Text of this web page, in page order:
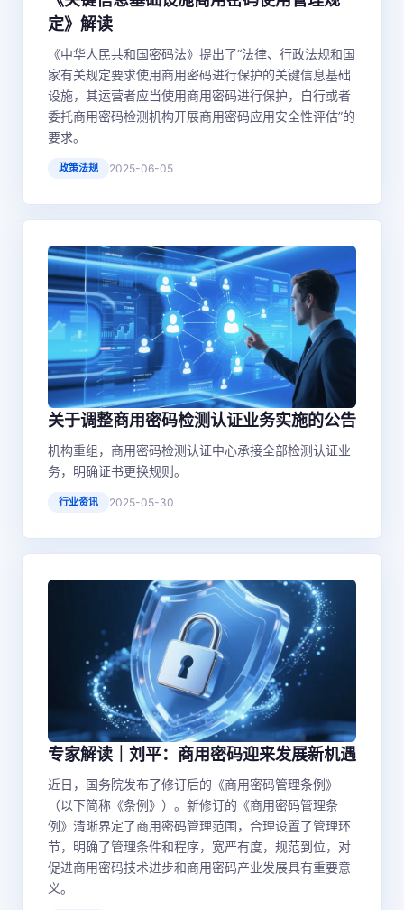
定》解读
《中华人民共和国密码法》提出了“法律、行政法规和国
家有关规定要求使用商用密码进行保护的关键信息基础
设施，其运营者应当使用商用密码进行保护，自行或者
委托商用密码检测机构开展商用密码应用安全性评估”的
要求。
政策法规 2025-06-05
关于调整商用密码检测认证业务实施的公告
机构重组，商用密码检测认证中心承接全部检测认证业
务，明确证书更换规则。
行业资讯 2025-05-30
专家解读｜刘平：商用密码迎来发展新机遇
近日，国务院发布了修订后的《商用密码管理条例》
（以下简称《条例》）。新修订的《商用密码管理条
例》清晰界定了商用密码管理范围，合理设置了管理环
节，明确了管理条件和程序，宽严有度，规范到位，对
促进商用密码技术进步和商用密码产业发展具有重要意
义。